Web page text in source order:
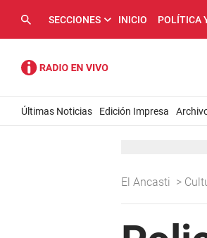
SECCIONES INICIO POLÍTICA
Últimas Noticias Edición Impresa
El Ancasti >